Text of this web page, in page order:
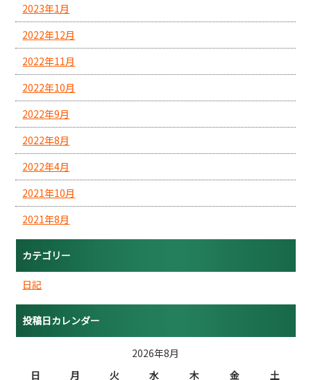
2023年1月
2022年12月
2022年11月
2022年10月
2022年9月
2022年8月
2022年4月
2021年10月
2021年8月
カテゴリー
日記
投稿日カレンダー
2026年8月
日
月 火 水 木 金 土